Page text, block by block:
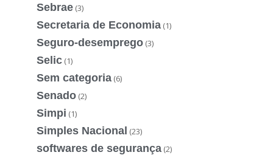
Sebrae (3)
Secretaria de Economia (1)
Seguro-desemprego (3)
Selic (1)
Sem categoria (6)
Senado (2)
Simpi (1)
Simples Nacional (23)
softwares de segurança (2)